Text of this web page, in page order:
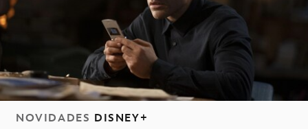
NOVIDADES DISNEY+